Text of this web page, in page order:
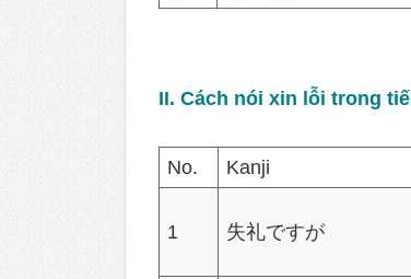
II. Cách nói xin lỗi trong
No. Kanji
1 失礼ですが